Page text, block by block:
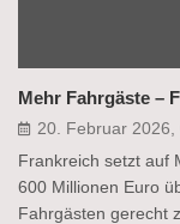
Mehr Fahrgäste –
20. Februar 2026,
Frankreich setzt auf
600 Millionen Euro
Fahrgästen gerecht